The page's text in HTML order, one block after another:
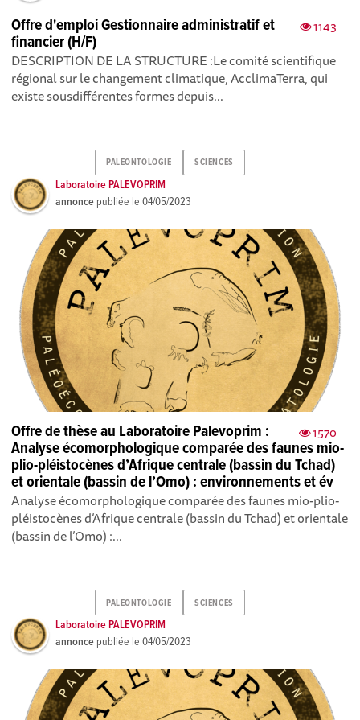
1143
Offre d'emploi Gestionnaire administratif et
financier (H/F)
DESCRIPTION DE LA STRUCTURE :Le comité scientifique
régional sur le changement climatique, AcclimaTerra, qui
existe sousdifférentes formes depuis...
PALEONTOLOGIE SCIENCES
Laboratoire PALEVOPRIM
annonce publiée le04/05/2023
1570
Offre de thèse au Laboratoire Palevoprim :
Analyse écomorphologique comparée des faunes mio-
plio-pléistocènes d’Afrique centrale (bassin du Tchad)
et orientale (bassin de l’Omo) : environnements et év
Analyse écomorphologique comparée des faunes mio-plio-
pléistocènes d’Afrique centrale (bassin du Tchad) et orientale
(bassin de l’Omo) :...
PALEONTOLOGIE SCIENCES
Laboratoire PALEVOPRIM
annonce publiée le04/05/2023